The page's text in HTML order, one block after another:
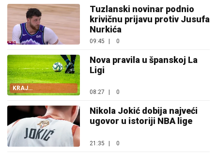
Tuzlanski novinar podnio
krivičnu prijavu protiv Jusufa
Nurkića
09:45 0
KRAJ
ODUGOVLAČENJU
Nova pravila u španskoj La
Ligi
08:27 0
Nikola Jokić dobija najveći
ugovor u istoriji NBA lige
21:35 | 0